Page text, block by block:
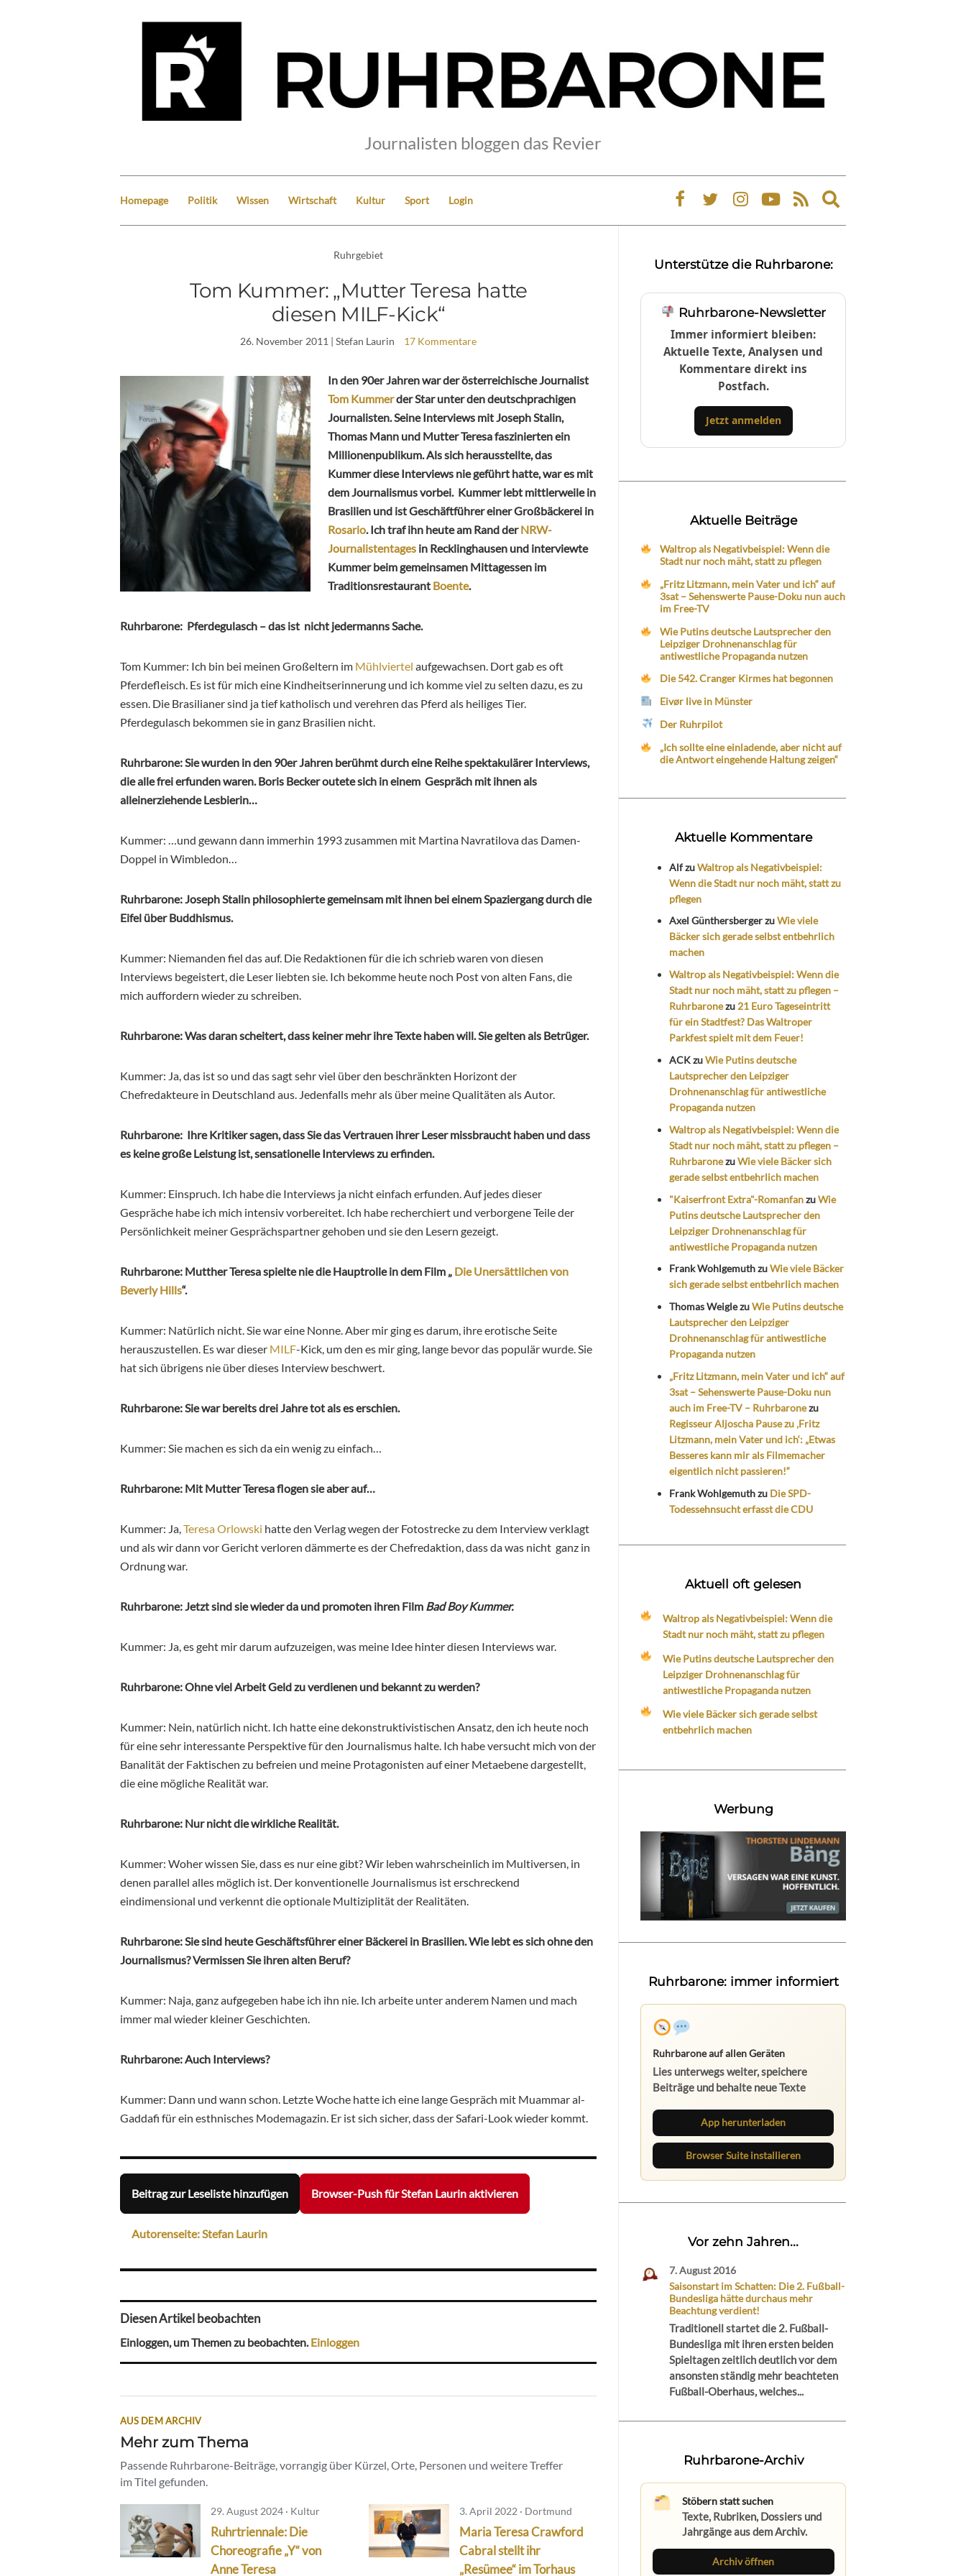
Journalisten bloggen das Revier
Homepage Politik Wissen Wirtschaft Kultur Sport Login
Expand
search
Ruhrgebiet
Tom Kummer: „Mutter Teresa hatte
diesen MILF-Kick“
26. November 2011 | Stefan Laurin 17 Kommentare
In den 90er Jahren war der österreichische Journalist
Tom Kummerder Star unter den deutschprachigen
Journalisten. Seine Interviews mit Joseph Stalin,
Thomas Mann und Mutter Teresa faszinierten ein
Millionenpublikum. Als sich herausstellte, das
Kummer diese Interviews nie geführt hatte, war es mit
dem Journalismus vorbei. Kummer lebt mittlerweile in
Brasilien und ist Geschäftführer einer Großbäckerei in
Rosario. Ich traf ihn heute am Rand derNRW-
Journalistentages in Recklinghausen und interviewte
Kummer beim gemeinsamen Mittagessen im
Traditionsrestaurant Boente.
Ruhrbarone: Pferdegulasch – das ist nicht jedermanns Sache.
Tom Kummer: Ich bin bei meinen Großeltern im Mühlviertel aufgewachsen. Dort gab es oft
Pferdefleisch. Es ist für mich eine Kindheitserinnerung und ich komme viel zu selten dazu, es zu
essen. Die Brasilianer sind ja tief katholisch und verehren das Pferd als heiliges Tier.
Pferdegulasch bekommen sie in ganz Brasilien nicht.
Ruhrbarone: Sie wurden in den 90er Jahren berühmt durch eine Reihe spektakulärer Interviews,
die alle frei erfunden waren. Boris Becker outete sich in einem Gespräch mit ihnen als
alleinerziehende Lesbierin…
Kummer: …und gewann dann immerhin 1993 zusammen mit Martina Navratilova das Damen-
Doppel in Wimbledon…
Ruhrbarone: Joseph Stalin philosophierte gemeinsam mit ihnen bei einem Spaziergang durch die
Eifel über Buddhismus.
Kummer: Niemanden fiel das auf. Die Redaktionen für die ich schrieb waren von diesen
Interviews begeistert, die Leser liebten sie. Ich bekomme heute noch Post von alten Fans, die
mich auffordern wieder zu schreiben.
Ruhrbarone: Was daran scheitert, dass keiner mehr ihre Texte haben will. Sie gelten als Betrüger.
Kummer: Ja, das ist so und das sagt sehr viel über den beschränkten Horizont der
Chefredakteure in Deutschland aus. Jedenfalls mehr als über meine Qualitäten als Autor.
Ruhrbarone: Ihre Kritiker sagen, dass Sie das Vertrauen ihrer Leser missbraucht haben und dass
es keine große Leistung ist, sensationelle Interviews zu erfinden.
Kummer: Einspruch. Ich habe die Interviews ja nicht einfach erfunden. Auf jedes dieser
Gespräche habe ich mich intensiv vorbereitet. Ich habe recherchiert und verborgene Teile der
Persönlichkeit meiner Gesprächspartner gehoben und sie den Lesern gezeigt.
Ruhrbarone: Mutther Teresa spielte nie die Hauptrolle in dem Film „ Die Unersättlichen von
Beverly Hills“.
Kummer: Natürlich nicht. Sie war eine Nonne. Aber mir ging es darum, ihre erotische Seite
herauszustellen. Es war dieser MILF-Kick, um den es mir ging, lange bevor das populär wurde. Sie
hat sich übrigens nie über dieses Interview beschwert.
Ruhrbarone: Sie war bereits drei Jahre tot als es erschien.
Kummer: Sie machen es sich da ein wenig zu einfach…
Ruhrbarone: Mit Mutter Teresa flogen sie aber auf…
Kummer: Ja, Teresa Orlowski hatte den Verlag wegen der Fotostrecke zu dem Interview verklagt
und als wir dann vor Gericht verloren dämmerte es der Chefredaktion, dass da was nicht ganz in
Ordnung war.
Ruhrbarone: Jetzt sind sie wieder da und promoten ihren Film Bad Boy Kummer.
Kummer: Ja, es geht mir darum aufzuzeigen, was meine Idee hinter diesen Interviews war.
Ruhrbarone: Ohne viel Arbeit Geld zu verdienen und bekannt zu werden?
Kummer: Nein, natürlich nicht. Ich hatte eine dekonstruktivistischen Ansatz, den ich heute noch
für eine sehr interessante Perspektive für den Journalismus halte. Ich habe versucht mich von der
Banalität der Faktischen zu befreien und meine Protagonisten auf einer Metaebene dargestellt,
die eine mögliche Realität war.
Ruhrbarone: Nur nicht die wirkliche Realität.
Kummer: Woher wissen Sie, dass es nur eine gibt? Wir leben wahrscheinlich im Multiversen, in
denen parallel alles möglich ist. Der konventionelle Journalismus ist erschreckend
eindimensional und verkennt die optionale Multiziplität der Realitäten.
Ruhrbarone: Sie sind heute Geschäftsführer einer Bäckerei in Brasilien. Wie lebt es sich ohne den
Journalismus? Vermissen Sie ihren alten Beruf?
Kummer: Naja, ganz aufgegeben habe ich ihn nie. Ich arbeite unter anderem Namen und mach
immer mal wieder kleiner Geschichten.
Ruhrbarone: Auch Interviews?
Kummer: Dann und wann schon. Letzte Woche hatte ich eine lange Gespräch mit Muammar al-
Gaddafi für ein esthnisches Modemagazin. Er ist sich sicher, dass der Safari-Look wieder kommt.
Beitrag zur Leseliste hinzufügen Browser-Push für Stefan Laurin aktivieren
Autorenseite: Stefan Laurin
Diesen Artikel beobachten
Einloggen, um Themen zu beobachten.Einloggen
AUS DEM ARCHIV
Mehr zum Thema
Passende Ruhrbarone-Beiträge, vorrangig über Kürzel, Orte, Personen und weitere Treffer
im Titel gefunden.
29. August 2024 · Kultur
Ruhrtriennale: Die
Choreografie „Y“ von
Anne Teresa
3. April 2022 · Dortmund
Maria Teresa Crawford
Cabral stellt ihr
„Resümee“ im Torhaus
Unterstütze die Ruhrbarone:
Ruhrbarone-Newsletter
Immer informiert bleiben:
Aktuelle Texte, Analysen und
Kommentare direkt ins
Postfach.
Jetzt anmelden
Aktuelle Beiträge
Waltrop als Negativbeispiel: Wenn die
Stadt nur noch mäht, statt zu pflegen
„Fritz Litzmann, mein Vater und ich“ auf
3sat – Sehenswerte Pause-Doku nun auch
im Free-TV
Wie Putins deutsche Lautsprecher den
Leipziger Drohnenanschlag für
antiwestliche Propaganda nutzen
Die 542. Cranger Kirmes hat begonnen
Eivør live in Münster
Der Ruhrpilot
„Ich sollte eine einladende, aber nicht auf
die Antwort eingehende Haltung zeigen“
Aktuelle Kommentare
AlfzuWaltrop als Negativbeispiel:
Wenn die Stadt nur noch mäht, statt zu
pflegen
Axel GünthersbergerzuWie viele
Bäcker sich gerade selbst entbehrlich
machen
Waltrop als Negativbeispiel: Wenn die
Stadt nur noch mäht, statt zu pflegen –
Ruhrbaronezu 21 Euro Tageseintritt
für ein Stadtfest? Das Waltroper
Parkfest spielt mit dem Feuer!
ACKzuWie Putins deutsche
Lautsprecher den Leipziger
Drohnenanschlag für antiwestliche
Propaganda nutzen
Waltrop als Negativbeispiel: Wenn die
Stadt nur noch mäht, statt zu pflegen –
RuhrbaronezuWie viele Bäcker sich
gerade selbst entbehrlich machen
"Kaiserfront Extra"-RomanfanzuWie
Putins deutsche Lautsprecher den
Leipziger Drohnenanschlag für
antiwestliche Propaganda nutzen
Frank WohlgemuthzuWie viele Bäcker
sich gerade selbst entbehrlich machen
Thomas WeiglezuWie Putins deutsche
Lautsprecher den Leipziger
Drohnenanschlag für antiwestliche
Propaganda nutzen
„Fritz Litzmann, mein Vater und ich“ auf
3sat – Sehenswerte Pause-Doku nun
auch im Free-TV – Ruhrbaronezu
Regisseur Aljoscha Pause zu ‚Fritz
Litzmann, mein Vater und ich‘: „Etwas
Besseres kann mir als Filmemacher
eigentlich nicht passieren!“
Frank Wohlgemuthzu Die SPD-
Todessehnsucht erfasst die CDU
Aktuell oft gelesen
Waltrop als Negativbeispiel: Wenn die
Stadt nur noch mäht, statt zu pflegen
Wie Putins deutsche Lautsprecher den
Leipziger Drohnenanschlag für
antiwestliche Propaganda nutzen
Wie viele Bäcker sich gerade selbst
entbehrlich machen
Werbung
Ruhrbarone: immer informiert
Ruhrbarone auf allen Geräten
Lies unterwegs weiter, speichere
Beiträge und behalte neue Texte
App herunterladen
Browser Suite installieren
Vor zehn Jahren...
7. August 2016
Saisonstart im Schatten: Die 2. Fußball-
Bundesliga hätte durchaus mehr
Beachtung verdient!
Traditionell startet die 2. Fußball-
Bundesliga mit ihren ersten beiden
Spieltagen zeitlich deutlich vor dem
ansonsten ständig mehr beachteten
Fußball-Oberhaus, welches...
Ruhrbarone-Archiv
Stöbern statt suchen
Texte, Rubriken, Dossiers und
Jahrgänge aus dem Archiv.
Archiv öffnen